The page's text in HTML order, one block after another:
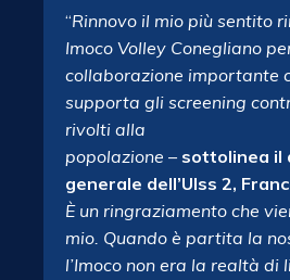
“Rinnovo il mio più sentito
Imoco Volley Conegliano
collaborazione importante
supporta gli screening
rivolti alla
popolazione – sottolinea il
generale dell’Ulss 2,
È un ringraziamento che
mio. Quando è partita la
l’Imoco non era la realtà di